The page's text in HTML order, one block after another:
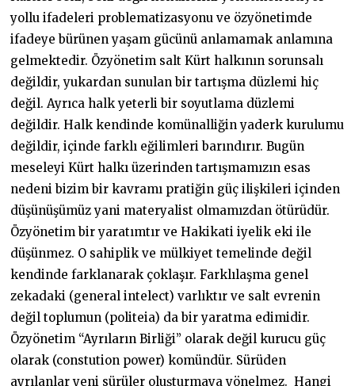
yollu ifadeleri problematizasyonu ve özyönetimde
ifadeye bürünen yaşam gücünü anlamamak anlamına
gelmektedir. Özyönetim salt Kürt halkının sorunsalı
değildir, yukardan sunulan bir tartışma düzlemi hiç
değil. Ayrıca halk yeterli bir soyutlama düzlemi
değildir. Halk kendinde komünalliğin yaderk kurulumu
değildir, içinde farklı eğilimleri barındırır. Bugün
meseleyi Kürt halkı üzerinden tartışmamızın esas
nedeni bizim bir kavramı pratiğin güç ilişkileri içinden
düşünüşümüz yani materyalist olmamızdan ötürüdür.
Özyönetim bir yaratımtır ve Hakikati iyelik eki ile
düşünmez. O sahiplik ve mülkiyet temelinde değil
kendinde farklanarak çoklaşır. Farklılaşma genel
zekadaki (general intelect) varlıktır ve salt evrenin
değil toplumun (politeia) da bir yaratma edimidir.
Özyönetim “Ayrıların Birliği” olarak değil kurucu güç
olarak (constution power) komündür. Sürüden
ayrılanlar yeni sürüler oluşturmaya yönelmez. Hangi